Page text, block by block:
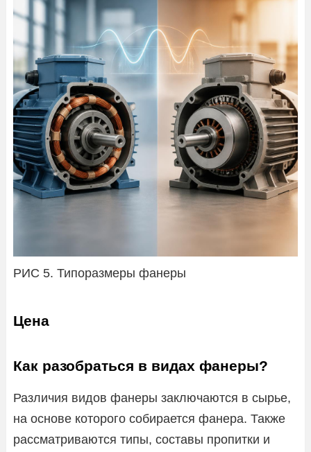
РИС 5. Типоразмеры фанеры
Цена
Как разобраться в видах фанеры?
Различия видов фанеры заключаются в сырье,
на основе которого собирается фанера. Также
рассматриваются типы, составы пропитки и